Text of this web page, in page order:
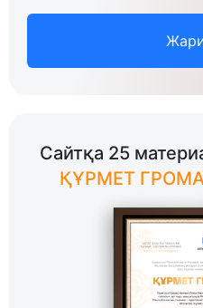
Сайтқа 25
ҚҰРМЕТ